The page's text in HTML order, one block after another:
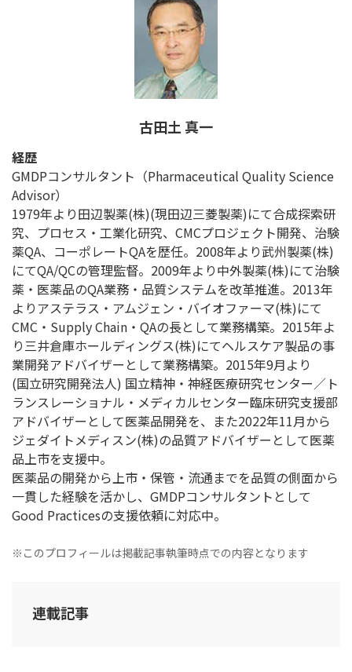
古田土 真一
経歴
GMDPコンサルタント（Pharmaceutical Quality Science
Advisor）
1979年より田辺製薬(株)(現田辺三菱製薬)にて合成探索研
究、プロセス・工業化研究、CMCプロジェクト開発、治験
薬QA、コーポレートQAを歴任。2008年より武州製薬(株)
にてQA/QCの管理監督。2009年より中外製薬(株)にて治験
薬・医薬品のQA業務・品質システムを改革推進。2013年
よりアステラス・アムジェン・バイオファーマ(株)にて
CMC・Supply Chain・QAの長として業務構築。2015年よ
り三井倉庫ホールディングス(株)にてヘルスケア製品の事
業開発アドバイザーとして業務構築。2015年9月より
(国立研究開発法人) 国立精神・神経医療研究センター／ト
ランスレーショナル・メディカルセンター臨床研究支援部
アドバイザーとして医薬品開発を、また2022年11月から
ジェダイトメディスン(株)の品質アドバイザーとして医薬
品上市を支援中。
医薬品の開発から上市・保管・流通までを品質の側面から
一貫した経験を活かし、GMDPコンサルタントとして
Good Practicesの支援依頼に対応中。
※このプロフィールは掲載記事執筆時点での内容となります
連載記事